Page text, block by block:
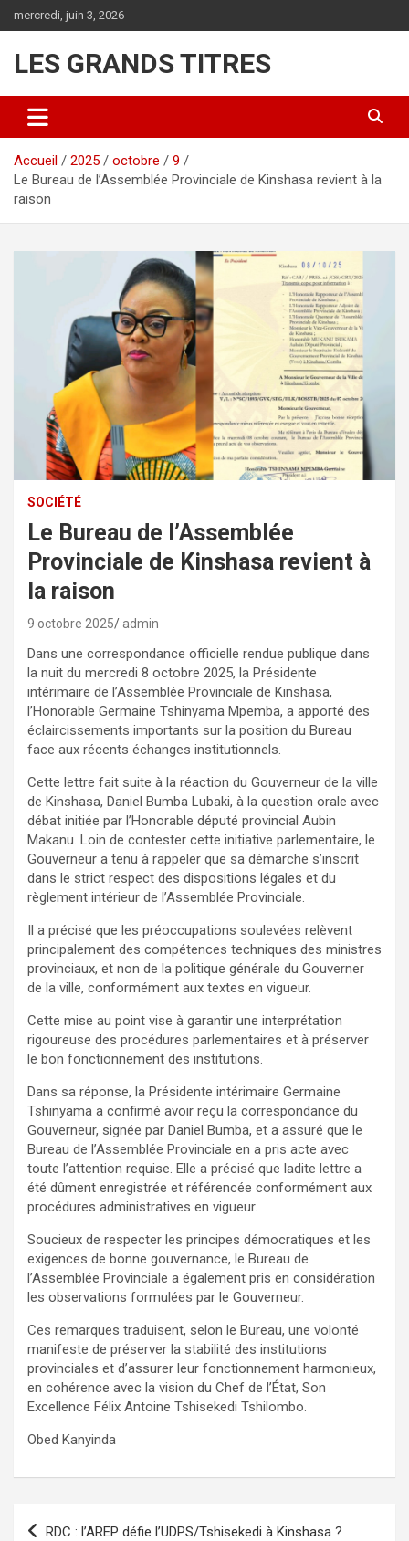
au
mercredi, juin 3, 2026
LES GRANDS TITRES
Accueil 2025 octobre
9
Le Bureau de l’Assemblée Provinciale de Kinshasa revient à la
raison
SOCIÉTÉ
Le Bureau de l’Assemblée
Provinciale de Kinshasa revient à
la raison
9 octobre 2025 admin
Dans une correspondance officielle rendue publique dans
la nuit du mercredi 8 octobre 2025, la Présidente
intérimaire de l’Assemblée Provinciale de Kinshasa,
l’Honorable Germaine Tshinyama Mpemba, a apporté des
éclaircissements importants sur la position du Bureau
face aux récents échanges institutionnels.
Cette lettre fait suite à la réaction du Gouverneur de la ville
de Kinshasa, Daniel Bumba Lubaki, à la question orale avec
débat initiée par l’Honorable député provincial Aubin
Makanu. Loin de contester cette initiative parlementaire, le
Gouverneur a tenu à rappeler que sa démarche s’inscrit
dans le strict respect des dispositions légales et du
règlement intérieur de l’Assemblée Provinciale.
Il a précisé que les préoccupations soulevées relèvent
principalement des compétences techniques des ministres
provinciaux, et non de la politique générale du Gouverner
de la ville, conformément aux textes en vigueur.
Cette mise au point vise à garantir une interprétation
rigoureuse des procédures parlementaires et à préserver
le bon fonctionnement des institutions.
Dans sa réponse, la Présidente intérimaire Germaine
Tshinyama a confirmé avoir reçu la correspondance du
Gouverneur, signée par Daniel Bumba, et a assuré que le
Bureau de l’Assemblée Provinciale en a pris acte avec
toute l’attention requise. Elle a précisé que ladite lettre a
été dûment enregistrée et référencée conformément aux
procédures administratives en vigueur.
Soucieux de respecter les principes démocratiques et les
exigences de bonne gouvernance, le Bureau de
l’Assemblée Provinciale a également pris en considération
les observations formulées par le Gouverneur.
Ces remarques traduisent, selon le Bureau, une volonté
manifeste de préserver la stabilité des institutions
provinciales et d’assurer leur fonctionnement harmonieux,
en cohérence avec la vision du Chef de l’État, Son
Excellence Félix Antoine Tshisekedi Tshilombo.
Obed Kanyinda
Navigation
RDC : l’AREP défie l’UDPS/Tshisekedi à Kinshasa ?